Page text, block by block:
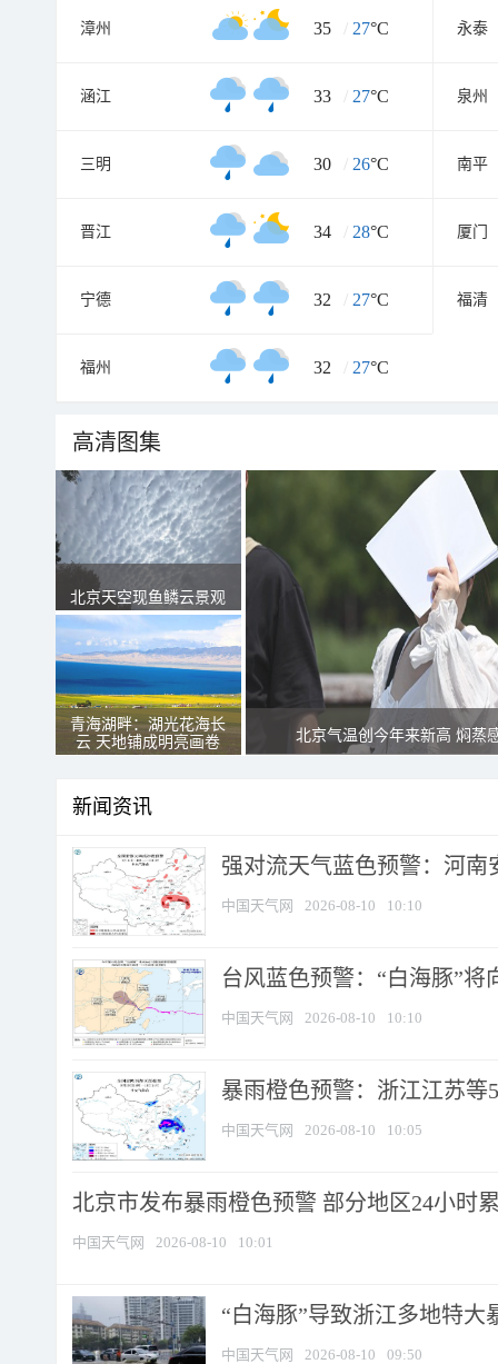
漳州 35 / 27°C 永泰
涵江 33 / 27°C 泉州
三明 30 / 26°C 南平
晋江 34 / 28°C 厦门
宁德 32 / 27°C 福清
福州 32 / 27°C
高清图集
北京天空现鱼鳞云景观
青海湖畔：湖光花海长
云 天地铺成明亮画卷
北京气温创今年来新高 焖蒸
新闻资讯
强对流天气蓝色预警：河南
中国天气网 2026-08-10 10:10
台风蓝色预警：“白海豚”
中国天气网 2026-08-10 10:10
暴雨橙色预警：浙江江苏等
中国天气网 2026-08-10 10:05
北京市发布暴雨橙色预警 部分地区24小时
中国天气网 2026-08-10 10:01
“白海豚”导致浙江多地特大
中国天气网 2026-08-10 09:50